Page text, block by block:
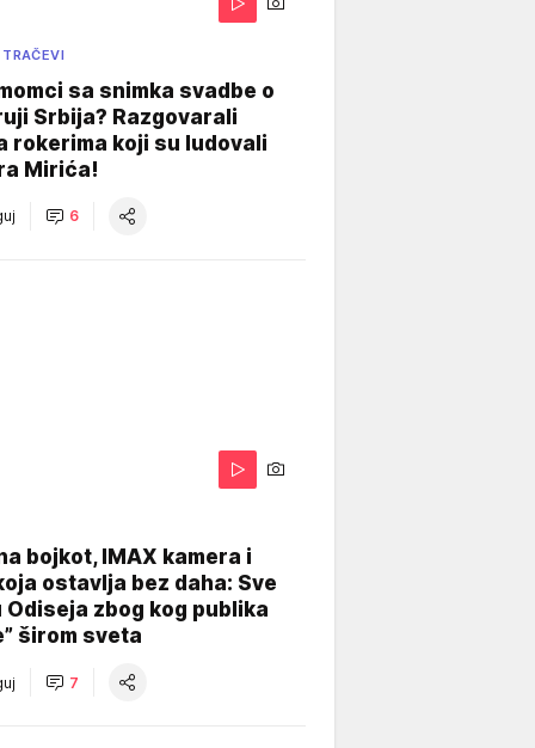
sa snimka svadbe o
Srbija? Razgovarali
rokerima koji su ludovali
Mirića!
6
bojkot, IMAX kamera i
ostavlja bez daha: Sve
Odiseja zbog kog publika
širom sveta
7